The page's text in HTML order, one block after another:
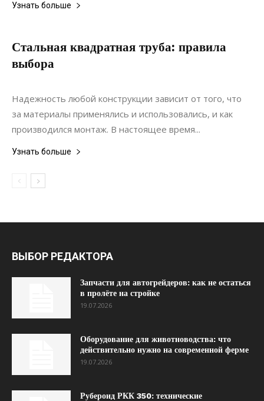
Узнать больше
Стальная квадратная труба: правила
выбора
15.07.2020
Надежность любой конструкции зависит от того, что
за материалы применялись и использовались, и как
производился монтаж. В настоящее время...
Узнать больше
ВЫБОР РЕДАКТОРА
Запчасти для автогрейдеров: как не остаться
в пролёте на стройке
19.07.2026
Оборудование для животноводства: что
действительно нужно на современной ферме
19.07.2026
Рубероид РКК 350: технические